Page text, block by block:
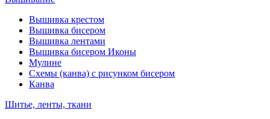
Вышивка крестом
Вышивка бисером
Вышивка лентами
Вышивка бисером Иконы
Мулине
Схемы (канва) с рисунком бисером
Канва
Шитье, ленты, ткани